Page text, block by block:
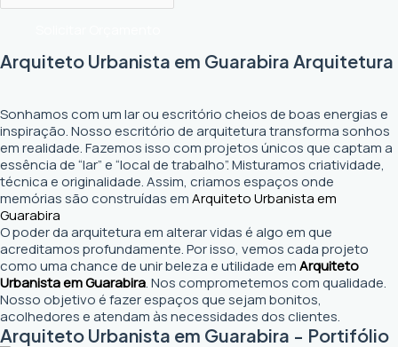
Arquiteto Urbanista em Guarabira Arquitetura
Sonhamos com um lar ou escritório cheios de boas energias e
inspiração. Nosso escritório de arquitetura transforma sonhos
em realidade. Fazemos isso com projetos únicos que captam a
essência de “lar” e “local de trabalho”. Misturamos criatividade,
técnica e originalidade. Assim, criamos espaços onde
memórias são construídas emArquiteto Urbanista em
Guarabira
O poder da arquitetura em alterar vidas é algo em que
acreditamos profundamente. Por isso, vemos cada projeto
como uma chance de unir beleza e utilidade emArquiteto
Urbanista em Guarabira. Nos comprometemos com qualidade.
Nosso objetivo é fazer espaços que sejam bonitos,
acolhedores e atendam às necessidades dos clientes.
Arquiteto Urbanista em Guarabira - Portifólio